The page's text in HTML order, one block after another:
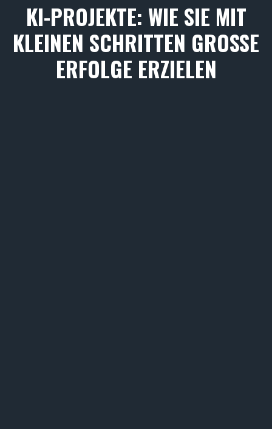
KI-PROJEKTE: WIE SIE MIT
KLEINEN SCHRITTEN GROSSE E
RFOLGE ERZIELEN